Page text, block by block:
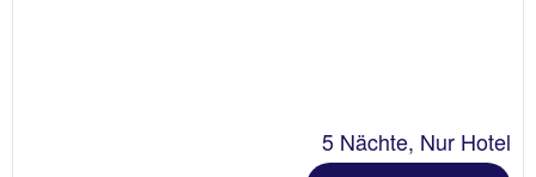
5 Nächte, Nur Hotel